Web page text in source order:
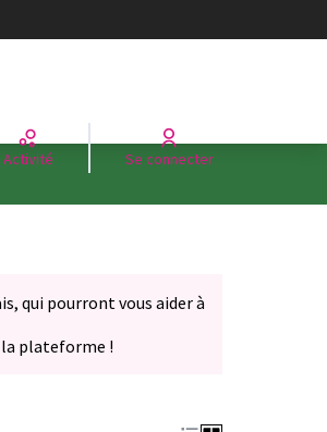
Activité Se connecter
qui pourront vous aider à
plateforme !